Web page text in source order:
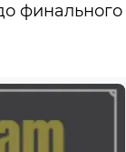
финального